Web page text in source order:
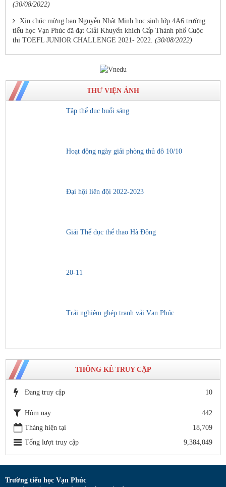
(30/08/2022)
Xin chúc mừng bạn Nguyễn Nhật Minh học sinh lớp 4A6 trường
tiểu học Vạn Phúc đã đạt Giải Khuyến khích Cấp Thành phố Cuộc
thi TOEFL JUNIOR CHALLENGE 2021- 2022. (30/08/2022)
THƯ VIỆN ẢNH
Tập thể dục buổi sáng
Hoạt động ngày giải phòng thủ đô 10/10
Đại hội liên đội 2022-2023
Giải Thể dục thể thao Hà Đông
20-11
Trải nghiệm ghép tranh vải Vạn Phúc
THỐNG KÊ TRUY CẬP
Đang truy cập 10
Hôm nay
442
Tháng hiện tại
18,709
Tổng lượt truy cập
9,384,049
Trường tiểu học Vạn Phúc